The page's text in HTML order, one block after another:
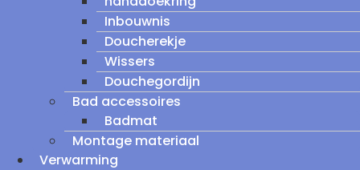
Inbouwnis
Doucherekje
Wissers
Douchegordijn
Bad accessoires
Badmat
Montage materiaal
Verwarming